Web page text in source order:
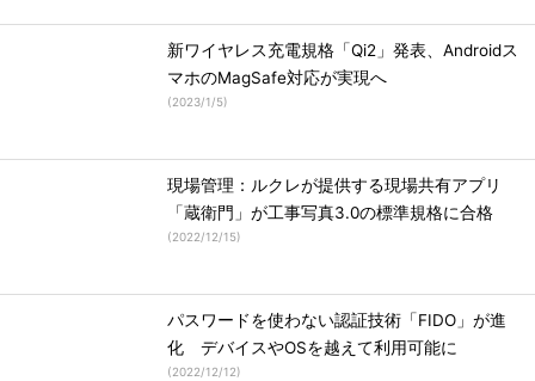
新ワイヤレス充電規格「Qi2」発表、Androidス
マホのMagSafe対応が実現へ
(2023/1/5)
現場管理：ルクレが提供する現場共有アプリ
「蔵衛門」が工事写真3.0の標準規格に合格
(2022/12/15)
パスワードを使わない認証技術「FIDO」が進
化 デバイスやOSを越えて利用可能に
(2022/12/12)